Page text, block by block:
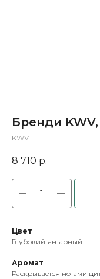
Бренди
KWV
8 710 р.
Цвет
Глубокий янтарный.
Аромат
Раскрывается нотами